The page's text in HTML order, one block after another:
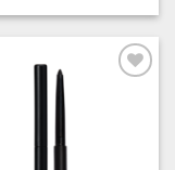
Προσθήκη